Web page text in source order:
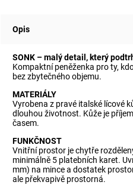
Opis
SONK – malý detail, který
Kompaktní peněženka pro ty,
bez zbytečného objemu.
MATERIÁLY
Vyrobena z pravé italské lícové
dlouhou životnost. Kůže je
časem.
FUNKČNOST
Vnitřní prostor je chytře
minimálně 5 platebních karet.
mm) na mince a dostatek
ale překvapivě prostorná.